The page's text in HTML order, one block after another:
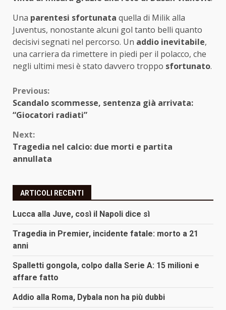
Una parentesi sfortunata quella di Milik alla
Juventus, nonostante alcuni gol tanto belli quanto
decisivi segnati nel percorso. Un addio inevitabile,
una carriera da rimettere in piedi per il polacco, che
negli ultimi mesi è stato davvero troppo sfortunato.
Continue
Reading
Previous:
Scandalo scommesse, sentenza già arrivata:
“Giocatori radiati”
Next:
Tragedia nel calcio: due morti e partita
annullata
ARTICOLI RECENTI
Lucca alla Juve, così il Napoli dice sì
Tragedia in Premier, incidente fatale: morto a 21
anni
Spalletti gongola, colpo dalla Serie A: 15 milioni e
affare fatto
Addio alla Roma, Dybala non ha più dubbi